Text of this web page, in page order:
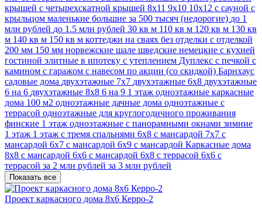
крышей с четырехскатной крышей 8х11 9х10 10х12 с сауной с
крыльцом маленькие большие за 500 тысяч (недорогие) до 1
млн рублей до 1.5 млн рублей 30 кв м 110 кв м 120 кв м 130 кв
м 140 кв м 150 кв м коттеджи на сваях без отделки с отделкой
200 мм 150 мм норвежские шале шведские немецкие с кухней
гостиной элитные в ипотеку с утеплением Дуплекс с печкой с
камином с гаражом с навесом по акции (со скидкой) Барнхаус
садовые дома двухэтажные 7х7 двухэтажные 6х8 двухэтажные
6 на 6 двухэтажные 8х8 6 на 9 1 этаж одноэтажные каркасные
дома 100 м2 одноэтажные дачные дома одноэтажные с
террасой одноэтажные для круглогодичного проживания
финские 1 этаж одноэтажные с панорамными окнами зимние
1 этаж 1 этаж с тремя спальнями 6х8 с мансардой 7х7 с
мансардой 6х7 с мансардой 6x9 с мансардой Каркасные дома
8х8 с мансардой 6х6 с мансардой 6х8 с террасой 6x6 с
террасой за 2 млн рублей за 3 млн рублей
Показать все
Проект каркасного дома 8х6 Керро-2